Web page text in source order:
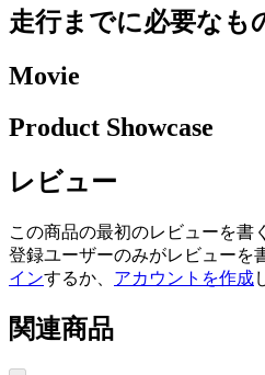
走行までに必要なも
Movie
Product Showcase
レビュー
この商品の最初のレビューを書く
登録ユーザーのみがレビューを
インするか、 アカウントを作成
関連商品